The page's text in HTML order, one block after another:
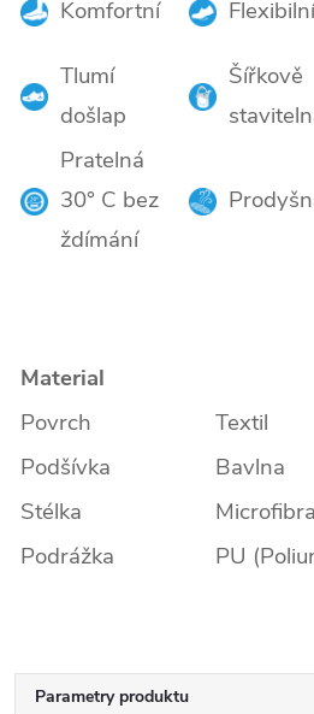
Komfortní Flexibilní
Tlumí
došlap
Šířkově
Pratelná
30° C bez
ždímání
Material
Povrch
Textil
Podšívka
Bavlna
Stélka
Podrážka
PU
Parametry produktu